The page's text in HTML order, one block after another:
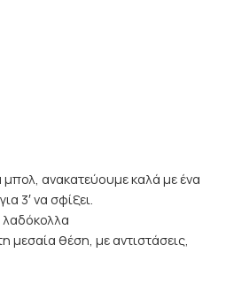
μπολ, ανακατεύουμε καλά με ένα
3′ να σφίξει.
θέση, με αντιστάσεις,